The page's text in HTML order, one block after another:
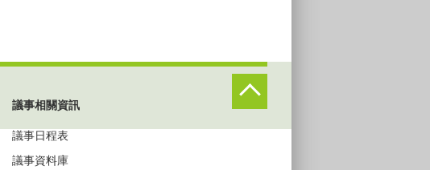
議事相關資訊
議事日程表
議事資料庫